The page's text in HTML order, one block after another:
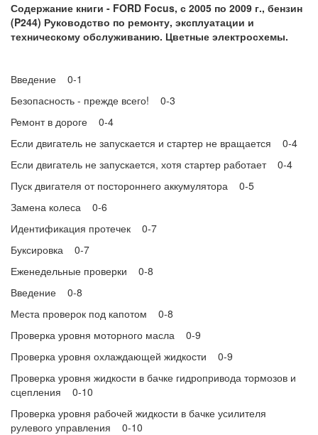
Содержание книги - FORD Focus, с 2005 по 2009 г., бензин
(P244) Руководство по ремонту, эксплуатации и
техническому обслуживанию. Цветные электросхемы.
Введение 0-1
Безопасность - прежде всего! 0-3
Ремонт в дороге 0-4
Если двигатель не запускается и стартер не вращается 0-4
Если двигатель не запускается, хотя стартер работает 0-4
Пуск двигателя от постороннего аккумулятора 0-5
Замена колеса 0-6
Идентификация протечек 0-7
Буксировка 0-7
Еженедельные проверки 0-8
Введение 0-8
Места проверок под капотом 0-8
Проверка уровня моторного масла 0-9
Проверка уровня охлаждающей жидкости 0-9
Проверка уровня жидкости в бачке гидропривода тормозов и
сцепления 0-10
Проверка уровня рабочей жидкости в бачке усилителя
рулевого управления 0-10